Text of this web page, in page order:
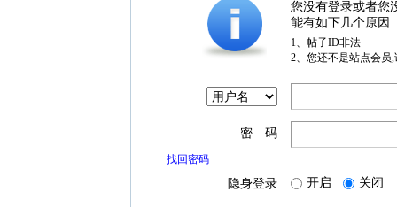
您没有登录或者您
能有如下几个原因
1、帖子ID非法
2、您还不是站点会员
密 码
找回密码
隐身登录 开启 关闭